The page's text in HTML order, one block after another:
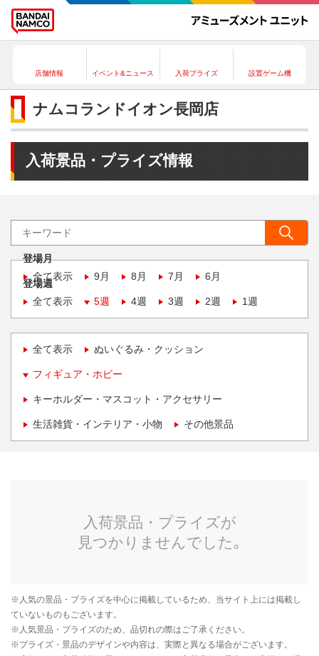
店舗情報 イベント&ニュース 入荷プライズ 設置ゲーム機
ナムコランドイオン長岡店
入荷景品・プライズ情報
登場月
全て表示
9月 8月 7月 6月
登場週
全て表示
5週 4週 3週 2週 1週
全て表示 ぬいぐるみ・クッション
フィギュア・ホビー
キーホルダー・マスコット・アクセサリー
生活雑貨・インテリア・小物 その他景品